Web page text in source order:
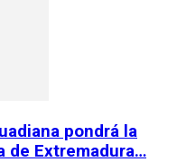
pondrá la
de Extremadura…